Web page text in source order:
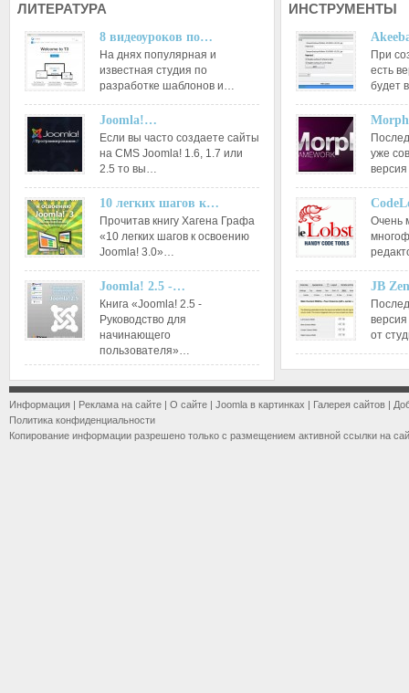
ЛИТЕРАТУРА
8 видеоуроков по…
На днях популярная и
известная студия по
разработке шаблонов и…
Joomla!…
Если вы часто создаете сайты
на CMS Joomla! 1.6, 1.7 или
2.5 то вы…
10 легких шагов к…
Прочитав книгу Хагена Графа
«10 легких шагов к освоению
Joomla! 3.0»…
Joomla! 2.5 -…
Книга «Joomla! 2.5 -
Руководство для
начинающего
пользователя»…
ИНСТРУМЕНТЫ
При
есть
будет
уже
Очень
JB
от
Информация | Реклама на сайте | О сайте | Joomla в картинках | Галерея сайтов |
Политика конфиденциальности
Копирование информации разрешено только с размещением активной ссылки на